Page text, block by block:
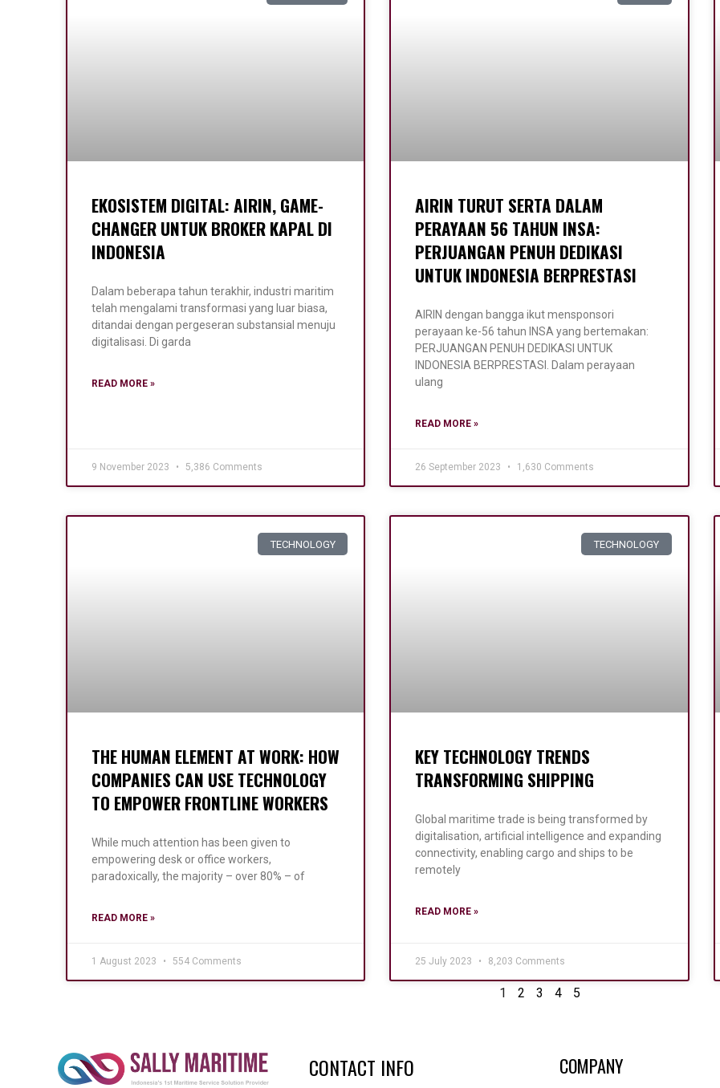
EKOSISTEM DIGITAL: AIRIN, GAME-
CHANGER UNTUK BROKER KAPAL DI
INDONESIA
Dalam beberapa tahun terakhir, industri maritim
telah mengalami transformasi yang luar biasa,
ditandai dengan pergeseran substansial menuju
digitalisasi. Di garda
READ MORE »
9 November 2023 5,386 Comments
AIRIN TURUT SERTA DALAM
PERAYAAN 56 TAHUN INSA:
PERJUANGAN PENUH DEDIKASI
UNTUK INDONESIA BERPRESTASI
AIRIN dengan bangga ikut mensponsori
perayaan ke-56 tahun INSA yang bertemakan:
PERJUANGAN PENUH DEDIKASI UNTUK
INDONESIA BERPRESTASI. Dalam perayaan
ulang
READ MORE »
26 September 2023 1,630 Comments
TECHNOLOGY
THE HUMAN ELEMENT AT WORK: HOW
COMPANIES CAN USE TECHNOLOGY
TO EMPOWER FRONTLINE WORKERS
While much attention has been given to
empowering desk or office workers,
paradoxically, the majority – over 80% – of
READ MORE »
1 August 2023 554 Comments
TECHNOLOGY
KEY TECHNOLOGY TRENDS
TRANSFORMING SHIPPING
Global maritime trade is being transformed by
digitalisation, artificial intelligence and expanding
connectivity, enabling cargo and ships to be
remotely
READ MORE »
25 July 2023 8,203 Comments
1 2 3 4 5
CONTACT INFO COMPANY